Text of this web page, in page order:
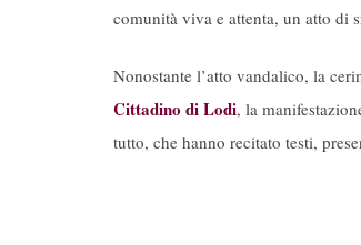
comunità viva e attenta, un atto di
Nonostante l’atto vandalico, la
Cittadino di Lodi, la
tutto, che hanno recitato testi,